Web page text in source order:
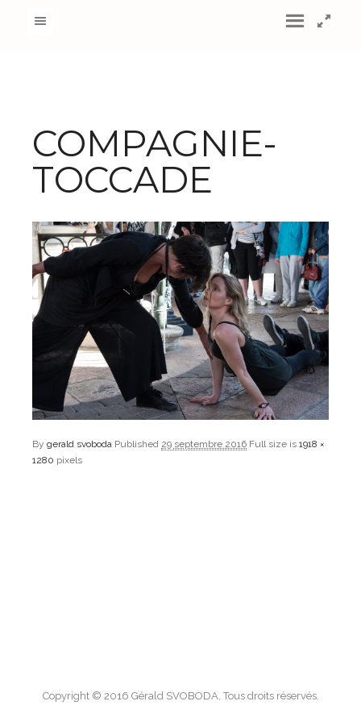
COMPAGNIE-
TOCCADE
By gerald svoboda Published 29 septembre 2016 Full size is 1918 ×
1280 pixels
Copyright © 2016 Gérald SVOBODA. Tous droits réservés.